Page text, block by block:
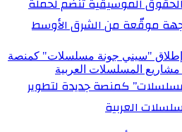
الموسيقية تنضم لحملة
جهة موقّعة من الشرق الأوسط
كمنصة جديدة لتطوير
العربية